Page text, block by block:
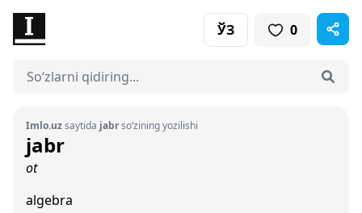
ЎЗ 0
Imlo.uzsaytida jabrso‘zining yozilishi
jabr
ot
algebra